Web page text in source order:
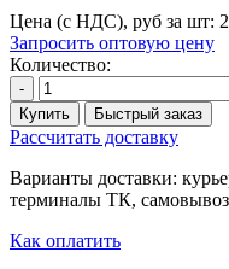
Цена (с НДС), руб за шт:
Запросить оптовую цену
Количество:
-
Купить
Быстрый заказ
Рассчитать доставку
Варианты доставки:
терминалы ТК,
Как оплатить